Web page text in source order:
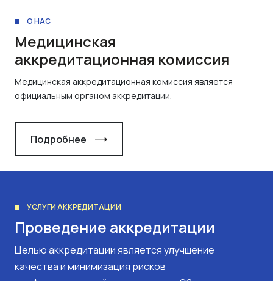
О НАС
Медицинская
аккредитационная комиссия
Медицинская аккредитационная комиссия является
официальным органом аккредитации.
Подробнее
УСЛУГИ АККРЕДИТАЦИИ
Проведение аккредитации
Целью аккредитации является улучшение
качества и минимизация рисков